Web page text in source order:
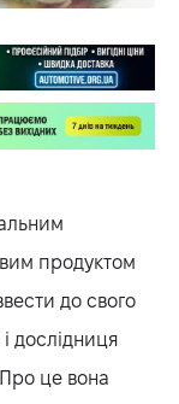
продуктом
до свого
дослідниця
це вона